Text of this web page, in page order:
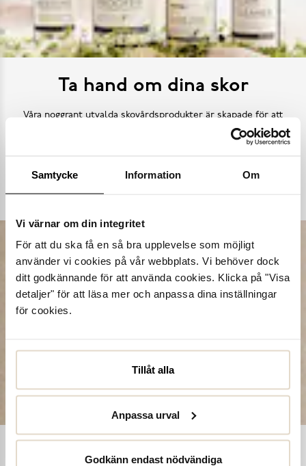
Samtycke Information Om
Vi värnar om din integritet
För att du ska få en så bra upplevelse som möjligt
använder vi cookies på vår webbplats. Vi behöver dock
ditt godkännande för att använda cookies. Klicka på "Visa
detaljer" för att läsa mer och anpassa dina inställningar
för cookies.
Tillåt alla
Anpassa urval
Godkänn endast nödvändiga
Ta hand om dina skor
Våra noggrant utvalda skovårdsprodukter är skapade för att
förlänga livslängden på dina skor samtidigt som de behåller
deras ursprungliga skönhet. Från rengöring och återfuktning till
Shoe Reuse